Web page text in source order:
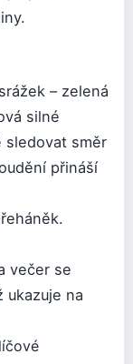
– zelená
silné
sledovat směr
přináší
večer se
ukazuje na